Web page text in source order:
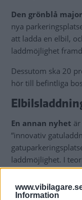
Information
Den grönblå
nya
att ladda en elbil,
laddmöjlighet
Dessutom ska 20
hör till befintliga
En annan nyhet
”innovativ
laddmöjlighet. I
lyktstolpsladdning
som är bekräftat.